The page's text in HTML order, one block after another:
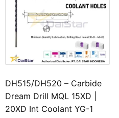
DH515/DH520 – Carbide
Dream Drill MQL 15XD |
20XD Int Coolant YG-1